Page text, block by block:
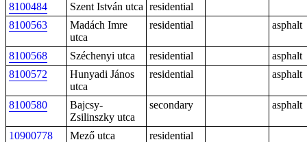
8100484
Szent István utca residential
8100563
Madách Imre
utca
residential asphalt
8100568 Széchenyi utca residential
asphalt
8100572
Hunyadi János
utca
residential asphalt
8100580
Bajcsy-
Zsilinszky utca
secondary asphalt
10900778 Mező utca
residential